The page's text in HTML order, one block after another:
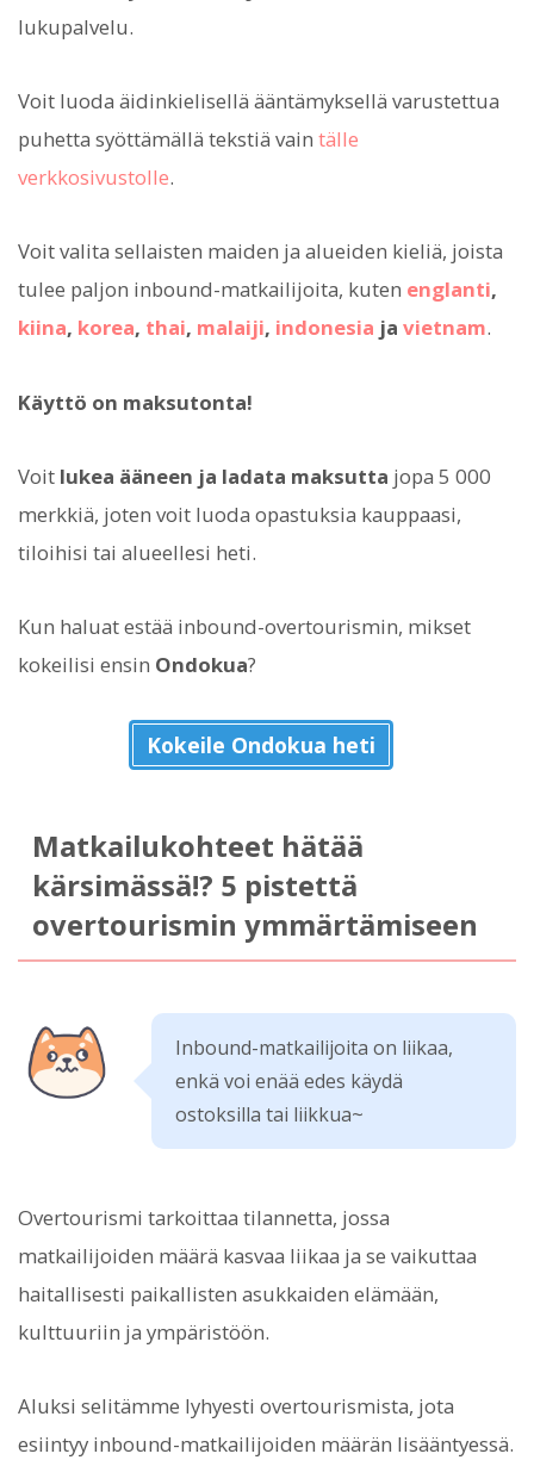
lukupalvelu.
Voit luoda äidinkielisellä ääntämyksellä varustettua
puhetta syöttämällä tekstiä vain tälle
verkkosivustolle.
Voit valita sellaisten maiden ja alueiden kieliä, joista
tulee paljon inbound-matkailijoita, kuten englanti,
kiina, korea, thai, malaiji, indonesia ja vietnam.
Käyttö on maksutonta!
Voit lukea ääneen ja ladata maksutta jopa 5 000
merkkiä, joten voit luoda opastuksia kauppaasi,
tiloihisi tai alueellesi heti.
Kun haluat estää inbound-overtourismin, mikset
kokeilisi ensin Ondokua?
Kokeile Ondokua heti
Matkailukohteet hätää
kärsimässä!? 5 pistettä
overtourismin ymmärtämiseen
Inbound-matkailijoita on liikaa,
enkä voi enää edes käydä
ostoksilla tai liikkua~
Overtourismi tarkoittaa tilannetta, jossa
matkailijoiden määrä kasvaa liikaa ja se vaikuttaa
haitallisesti paikallisten asukkaiden elämään,
kulttuuriin ja ympäristöön.
Aluksi selitämme lyhyesti overtourismista, jota
esiintyy inbound-matkailijoiden määrän lisääntyessä.